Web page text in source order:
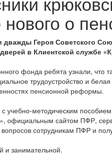
о
Героя Советского
в Клиентской службе
фонда ребята узнали,
трудоустройство и
пенсионной реформы.
учебно-методическим
официальным сайтом ПФР,
сотрудникам ПФР и
и занимательной.